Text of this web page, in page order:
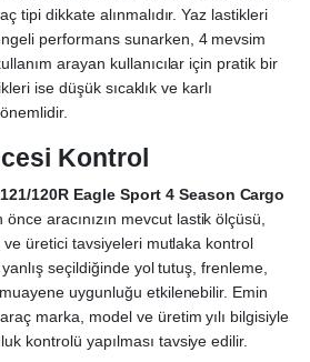
tipi dikkate alınmalıdır. Yaz lastikleri
performans sunarken, 4 mevsim
arayan kullanıcılar için pratik bir
ise düşük sıcaklık ve karlı
Kontrol
120R Eagle Sport 4 Season Cargo
aracınızın mevcut lastik ölçüsü,
ve üretici tavsiyeleri mutlaka kontrol
seçildiğinde yol tutuş, frenleme,
uygunluğu etkilenebilir. Emin
marka, model ve üretim yılı bilgisiyle
kontrolü yapılması tavsiye edilir.